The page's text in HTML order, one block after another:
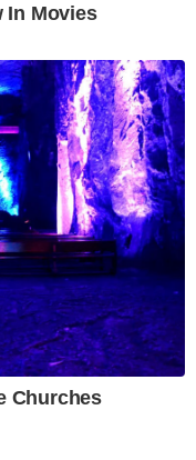
In Movies
Churches